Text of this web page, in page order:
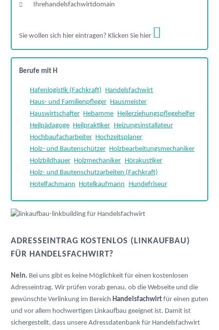
Ihrehandelsfachwirtdomain
Sie wollen sich hier eintragen? Klicken Sie hier
Berufe mit H
Hafenlogistik (Fachkraft)
Handelsfachwirt
Haus- und Familienpfleger
Hausmeister
Hauswirtschafter
Hebamme
Heilerziehungspflegehelfer
Heilpädagoge
Heilpraktiker
Heizungsinstallateur
Hochbaufacharbeiter
Hochzeitsplaner
Holz- und Bautenschützer
Holzbearbeitungsmechaniker
Holzbildhauer
Holzmechaniker
Hörakustiker
Holz- und Bautenschutzarbeiten (Fachkraft)
Hotelfachmann
Hotelkaufmann Hundefriseur
ADRESSEINTRAG KOSTENLOS (LINKAUFBAU)
FÜR HANDELSFACHWIRT?
Nein. Bei uns gibt es keine Möglichkeit für einen kostenlosen
Adresseintrag. Wir prüfen vorab genau, ob die Webseite und die
gewünschte Verlinkung im Bereich Handelsfachwirt für einen guten
und vor allem hochwertigen Linkaufbau geeignet ist. Damit ist
sichergestellt, dass unsere Adressdatenbank für Handelsfachwirt